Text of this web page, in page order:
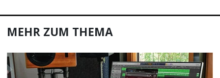
MEHR ZUM THEMA